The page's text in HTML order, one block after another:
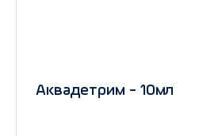
Аквадетрим - 10мл